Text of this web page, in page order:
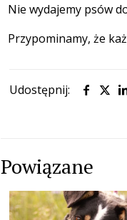
Nie wydajemy psów
Przypominamy, że
Udostępnij:
Powiązane